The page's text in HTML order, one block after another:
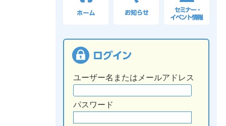
ユーザー名またはメールアドレス
パスワード